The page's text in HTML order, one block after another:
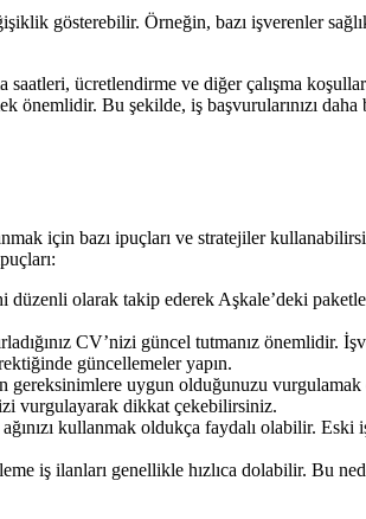
gösterebilir. Örneğin, bazı işverenler
saatleri, ücretlendirme ve diğer çalışma
önemlidir. Bu şekilde, iş başvurularınızı
için bazı ipuçları ve stratejiler
olarak takip ederek Aşkale’deki
CV’nizi güncel tutmanız
güncellemeler yapın.
gereksinimlere uygun olduğunuzu
vurgulayarak dikkat çekebilirsiniz.
kullanmak oldukça faydalı olabilir.
iş ilanları genellikle hızlıca dolabilir. Bu